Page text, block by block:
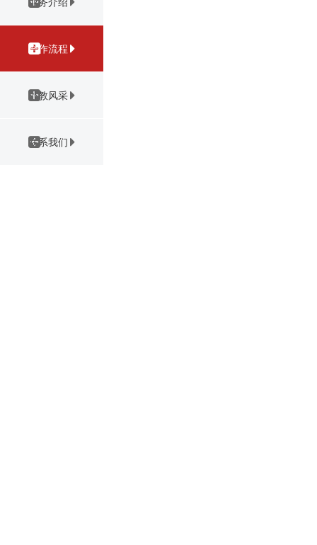
合作流程
外教风采
联系我们